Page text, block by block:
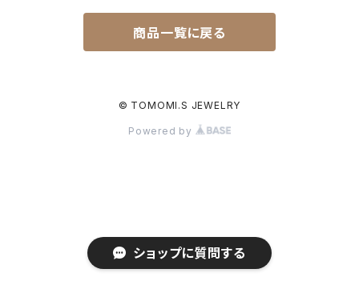
ショップに質問する
商品一覧に戻る
© TOMOMI.S JEWELRY
Powered by